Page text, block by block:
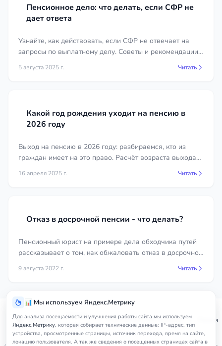
📊 Мы используем Яндекс.Метрику
Для анализа посещаемости и улучшения работы сайта мы используем
Яндекс.Метрику, которая собирает технические данные: IP-адрес, тип
устройства, просмотренные страницы, источник перехода, время на сайте,
локацию пользователя. А так же сведения о посещенных страницах сайта в
оборачивается потерей времени. Опытный
пенсионный юрист в регионе Чувашская
подготовит обоснованную позицию и возьмёт на
себя взаимодействие с Социальным фондом и
судом. Первичная консультация предоставляется
специалистов в карточках на странице и выберите
юриста, которому доверите своё дело.
Пенсионное дело: что делать, если СФР не
дает ответа
Узнайте, как действовать, если СФР не отвечает на
запросы по выплатному делу. Советы и рекомендации
для эффективного решения проблемы.
5 августа 2025 г. Читать
Какой год рождения уходит на пенсию в
2026 году
Выход на пенсию в 2026 году: разбираемся, кто из
граждан имеет на это право. Расчёт возраста выхода
на пенсию для мужчин и женщин, родившихся в
разные годы.
16 апреля 2025 г. Читать
Отказ в досрочной пенсии - что делать?
Пенсионный юрист на примере дела обходчика путей
рассказывает о том, как обжаловать отказ в досрочной
пенсии в суде.
9 августа 2022 г. Читать
Главная
Услуги
юриста
Чувашская Республика